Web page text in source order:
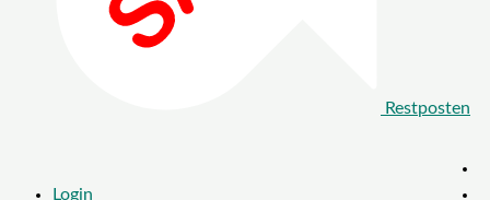
Restposten
Login